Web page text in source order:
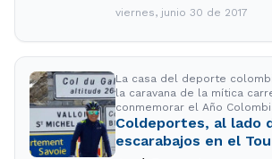
viernes, junio 30 de 2017
La casa del deporte
la caravana de la mítica
conmemorar el Año
Coldeportes, al lado
escarabajos en el